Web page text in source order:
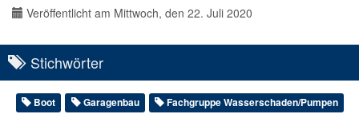
Veröffentlicht am Mittwoch, den 22. Juli 2020
Stichwörter
Boot Garagenbau
Fachgruppe Wasserschaden/Pumpen